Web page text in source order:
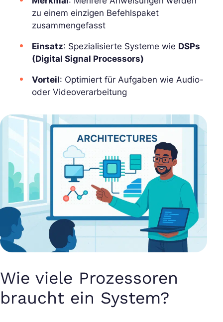
zu einem einzigen Befehlspaket
zusammengefasst
Einsatz: Spezialisierte Systeme wie DSPs
(Digital Signal Processors)
Vorteil: Optimiert für Aufgaben wie Audio-
oder Videoverarbeitung
Wie viele Prozessoren
braucht ein System?